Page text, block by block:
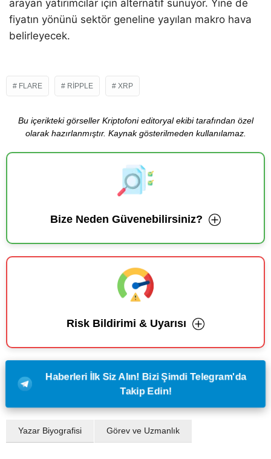
arayan yatırımcılar için alternatif sunuyor. Yine de
fiyatın yönünü sektör geneline yayılan makro hava
belirleyecek.
FLARE RIPPLE XRP
Bu içerikteki görseller Kriptofoni editoryal ekibi tarafından özel
olarak hazırlanmıştır. Kaynak gösterilmeden kullanılamaz.
Bize Neden Güvenebilirsiniz?
Risk Bildirimi & Uyarısı
Haberleri İlk Siz Alın! Bizi Şimdi Telegram'da
Takip Edin!
Yazar Biyografisi Görev ve Uzmanlık